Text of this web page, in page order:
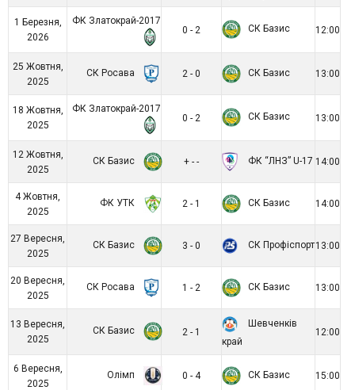
1 Березня,
2026
ФК Златокрай-2017
0 - 2
СК Базис 12:00
25 Жовтня,
2025
СК Росава 2 - 0 СК Базис 13:00
18 Жовтня,
2025
ФК Златокрай-2017
0 - 2
СК Базис 13:00
12 Жовтня,
2025
СК Базис + - - ФК “ЛНЗ” U-17 14:00
4 Жовтня,
2025
ФК УТК 2 - 1 СК Базис 14:00
27 Вересня,
2025
СК Базис 3 - 0 СК Профіспорт13:00
20 Вересня,
2025
СК Росава 1 - 2 СК Базис 13:00
13 Вересня,
2025
СК Базис 2 - 1
Шевченків
край
12:00
6 Вересня,
2025
Олімп 0 - 4 СК Базис 15:00